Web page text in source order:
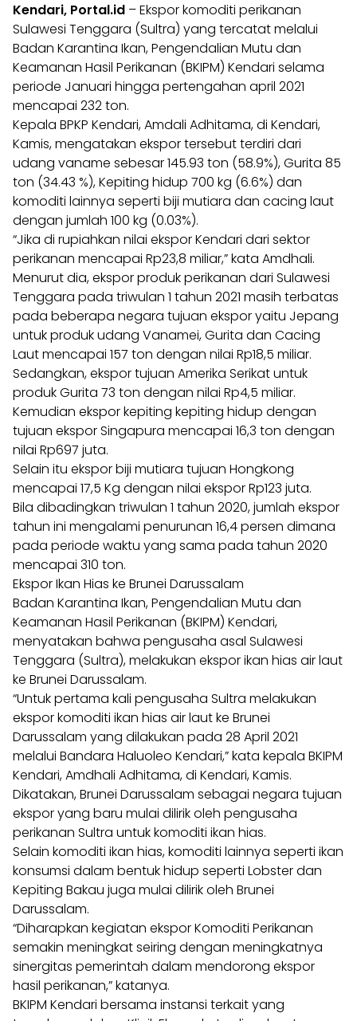
Kendari, Portal.id – Ekspor komoditi perikanan
Sulawesi Tenggara (Sultra) yang tercatat melalui
Badan Karantina Ikan, Pengendalian Mutu dan
Keamanan Hasil Perikanan (BKIPM) Kendari selama
periode Januari hingga pertengahan april 2021
mencapai 232 ton.
Kepala BPKP Kendari, Amdali Adhitama, di Kendari,
Kamis, mengatakan ekspor tersebut terdiri dari
udang vaname sebesar 145.93 ton (58.9%), Gurita 85
ton (34.43 %), Kepiting hidup 700 kg (6.6%) dan
komoditi lainnya seperti biji mutiara dan cacing laut
dengan jumlah 100 kg (0.03%).
“Jika di rupiahkan nilai ekspor Kendari dari sektor
perikanan mencapai Rp23,8 miliar,” kata Amdhali.
Menurut dia, ekspor produk perikanan dari Sulawesi
Tenggara pada triwulan 1 tahun 2021 masih terbatas
pada beberapa negara tujuan ekspor yaitu Jepang
untuk produk udang Vanamei, Gurita dan Cacing
Laut mencapai 157 ton dengan nilai Rp18,5 miliar.
Sedangkan, ekspor tujuan Amerika Serikat untuk
produk Gurita 73 ton dengan nilai Rp4,5 miliar.
Kemudian ekspor kepiting kepiting hidup dengan
tujuan ekspor Singapura mencapai 16,3 ton dengan
nilai Rp697 juta.
Selain itu ekspor biji mutiara tujuan Hongkong
mencapai 17,5 Kg dengan nilai ekspor Rp123 juta.
Bila dibadingkan triwulan 1 tahun 2020, jumlah ekspor
tahun ini mengalami penurunan 16,4 persen dimana
pada periode waktu yang sama pada tahun 2020
mencapai 310 ton.
Ekspor Ikan Hias ke Brunei Darussalam
Badan Karantina Ikan, Pengendalian Mutu dan
Keamanan Hasil Perikanan (BKIPM) Kendari,
menyatakan bahwa pengusaha asal Sulawesi
Tenggara (Sultra), melakukan ekspor ikan hias air laut
ke Brunei Darussalam.
“Untuk pertama kali pengusaha Sultra melakukan
ekspor komoditi ikan hias air laut ke Brunei
Darussalam yang dilakukan pada 28 April 2021
melalui Bandara Haluoleo Kendari,” kata kepala BKIPM
Kendari, Amdhali Adhitama, di Kendari, Kamis.
Dikatakan, Brunei Darussalam sebagai negara tujuan
ekspor yang baru mulai dilirik oleh pengusaha
perikanan Sultra untuk komoditi ikan hias.
Selain komoditi ikan hias, komoditi lainnya seperti ikan
konsumsi dalam bentuk hidup seperti Lobster dan
Kepiting Bakau juga mulai dilirik oleh Brunei
Darussalam.
“Diharapkan kegiatan ekspor Komoditi Perikanan
semakin meningkat seiring dengan meningkatnya
sinergitas pemerintah dalam mendorong ekspor
hasil perikanan,” katanya.
BKIPM Kendari bersama instansi terkait yang